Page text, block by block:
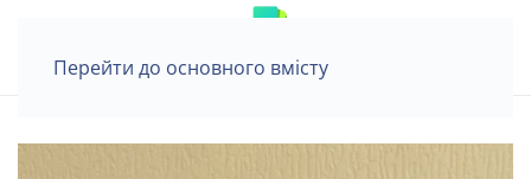
Перейти до основного вмісту